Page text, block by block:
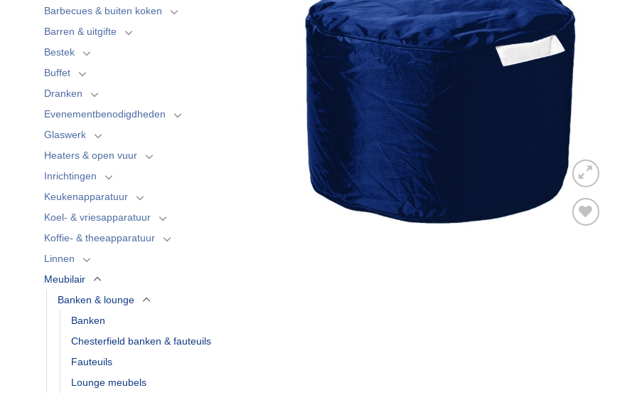
Barbecues & buiten koken
Barren & uitgifte
Bestek
Buffet
Dranken
Evenementbenodigdheden
Glaswerk
Heaters & open vuur
Inrichtingen
Keukenapparatuur
Koel- & vriesapparatuur
Koffie- & theeapparatuur
Linnen
Meubilair
Banken & lounge
Banken
Chesterfield banken & fauteuils
Fauteuils
Lounge meubels